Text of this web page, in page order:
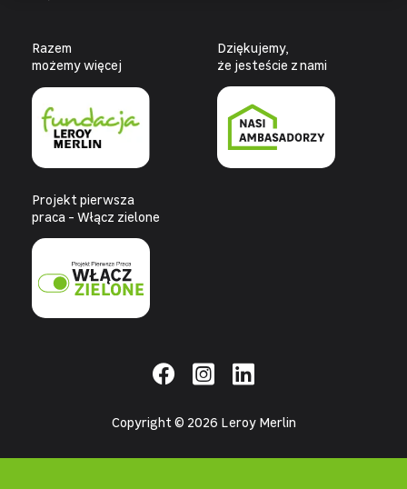
Razem
możemy więcej
Dziękujemy,
że jesteście z nami
Projekt pierwsza
praca - Włącz zielone
Copyright © 2026 Leroy Merlin